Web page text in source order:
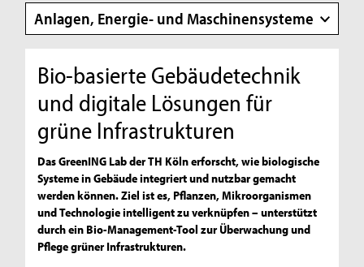
Anlagen, Energie- und Maschinensysteme
Bio-basierte Gebäudetechnik
und digitale Lösungen für
grüne Infrastrukturen
Das GreenING Lab der TH Köln erforscht, wie biologische
Systeme in Gebäude integriert und nutzbar gemacht
werden können. Ziel ist es, Pflanzen, Mikroorganismen
und Technologie intelligent zu verknüpfen – unterstützt
durch ein Bio-Management-Tool zur Überwachung und
Pflege grüner Infrastrukturen.